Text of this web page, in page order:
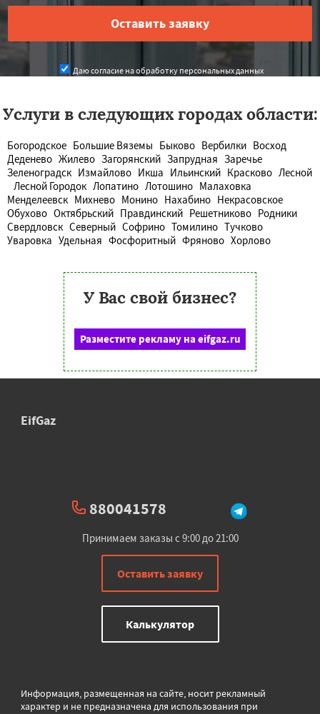
Даю согласие на обработку персональных данных
Услуги в следующих городах области:
Богородское Большие Вяземы Быково Вербилки Восход
Деденево Жилево Загорянский Запрудная Заречье
Зеленоградск Измайлово Икша Ильинский Красково Лесной
Лесной Городок Лопатино Лотошино Малаховка
Менделеевск Михнево Монино Нахабино Некрасовское
Обухово Октябрьский Правдинский Решетниково Родники
Свердловск Северный Софрино Томилино Тучково
Уваровка Удельная Фосфоритный Фряново Хорлово
У Вас свой бизнес?
Разместите рекламу на eifgaz.ru
EifGaz
880041578
Принимаем заказы с 9:00 до 21:00
Оставить заявку
Калькулятор
Информация, размещенная на сайте, носит рекламный
характер и не предназначена для использования при